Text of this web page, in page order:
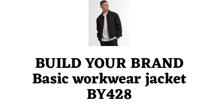
BUILD YOUR BRAND
Basic workwear jacket
BY428